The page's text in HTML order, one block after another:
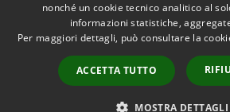
RSS
Accessibilità
nonché un cookie tecnico analitico al
informazioni statistiche,
Per maggiori dettagli, può consultare la
ACCETTA TUTTO
MOSTRA DETTAGLI